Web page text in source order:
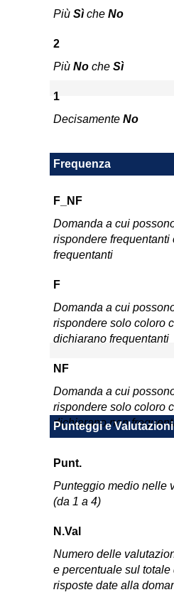
Più Sìche No
2
Più No che Sì
1
Decisamente No
Frequenza
F_NF
Domanda a cui
rispondere frequentanti
frequentanti
F
Domanda a cui
rispondere solo coloro
dichiarano frequentanti
NF
Domanda a cui
rispondere solo coloro
dichiarano non
Punteggi e Valutazioni
Punt.
Punteggio medio nelle
(da 1 a 4)
N.Val
Numero delle
e percentuale sul totale
risposte date alla